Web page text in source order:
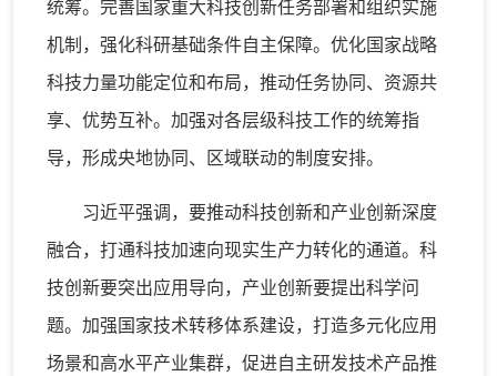
统筹。完善国家重大科技创新任务部署和组织实施
机制，强化科研基础条件自主保障。优化国家战略
科技力量功能定位和布局，推动任务协同、资源共
享、优势互补。加强对各层级科技工作的统筹指
导，形成央地协同、区域联动的制度安排。
习近平强调，要推动科技创新和产业创新深度
融合，打通科技加速向现实生产力转化的通道。科
技创新要突出应用导向，产业创新要提出科学问
题。加强国家技术转移体系建设，打造多元化应用
场景和高水平产业集群，促进自主研发技术产品推